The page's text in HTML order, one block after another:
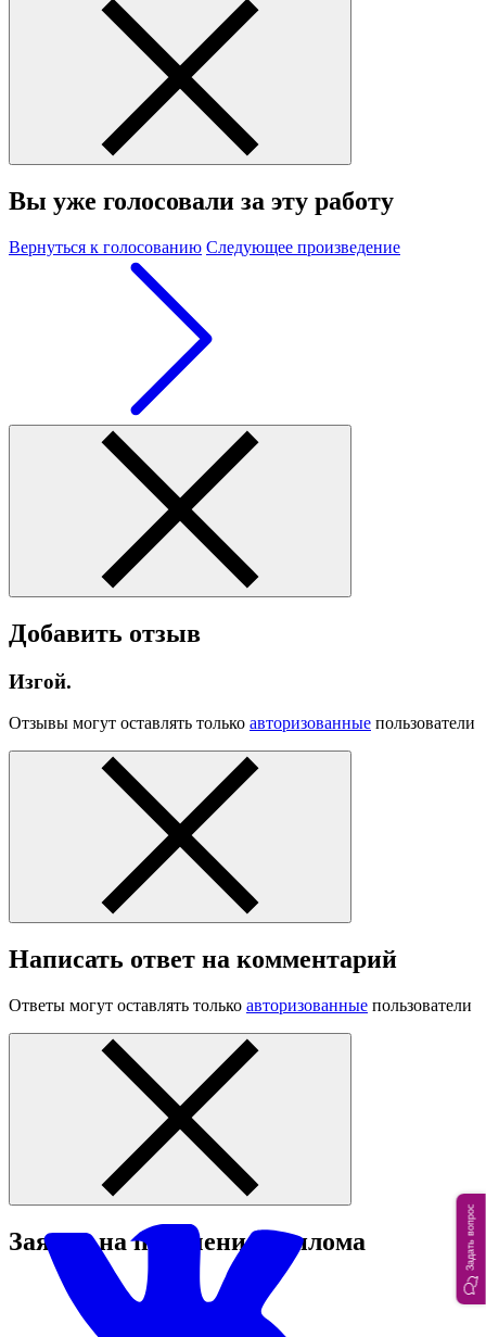
Вы уже голосовали за эту работу
Вернуться к голосованию Следующее произведение
Добавить отзыв
Изгой.
Отзывы могут оставлять только авторизованные пользователи
Написать ответ на комментарий
Ответы могут оставлять только авторизованные пользователи
Заявка на получение диплома Задать вопрос